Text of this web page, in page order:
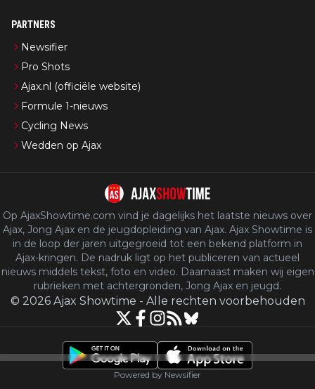
PARTNERS
Newsifier
Pro Shots
Ajax.nl (officiële website)
Formule 1-nieuws
Cycling News
Wedden op Ajax
Op AjaxShowtime.com vind je dagelijks het laatste nieuws over
Ajax, Jong Ajax en de jeugdopleiding van Ajax. Ajax Showtime is
in de loop der jaren uitgegroeid tot een bekend platform in
Ajax-kringen. De nadruk ligt op het publiceren van actueel
nieuws middels tekst, foto en video. Daarnaast maken wij eigen
rubrieken met achtergronden, Jong Ajax en jeugd.
© 2026 Ajax Showtime - Alle rechten voorbehouden
Powered by Newsifier